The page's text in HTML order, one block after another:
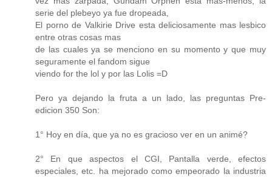
serie del plebeyo ya fue dropeada,
El porno de Valkirie Drive esta deliciosamente mas lesbico
entre otras cosas mas
de las cuales ya se menciono en su momento y que muy
seguramente el fandom sigue
viendo for the lol y por las Lolis =D
Pero ya dejando la fruta a un lado, las preguntas Pre-
edicion 350 Son:
1° Hoy en día, que ya no es gracioso ver en un animé?
2° En que aspectos el CGI, Pantalla verde, efectos
especiales, etc. ha mejorado como empeorado la industria